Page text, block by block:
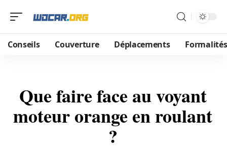
Conseils Couverture Déplacements Formalités
Que faire face au voyant
moteur orange en roulant
?